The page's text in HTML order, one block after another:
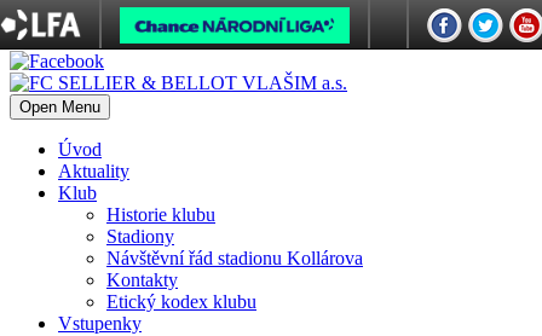
Open Menu
Úvod
Aktuality
Klub
Historie klubu
Stadiony
Návštěvní řád stadionu Kollárova
Kontakty
Etický kodex klubu
Vstupenky